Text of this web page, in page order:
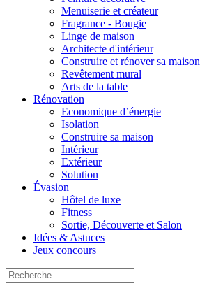
Menuiserie et créateur
Fragrance - Bougie
Linge de maison
Architecte d'intérieur
Construire et rénover sa maison
Revêtement mural
Arts de la table
Rénovation
Economique d’énergie
Isolation
Construire sa maison
Intérieur
Extérieur
Solution
Évasion
Hôtel de luxe
Fitness
Sortie, Découverte et Salon
Idées & Astuces
Jeux concours